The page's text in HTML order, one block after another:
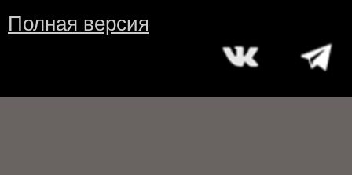
Полная версия